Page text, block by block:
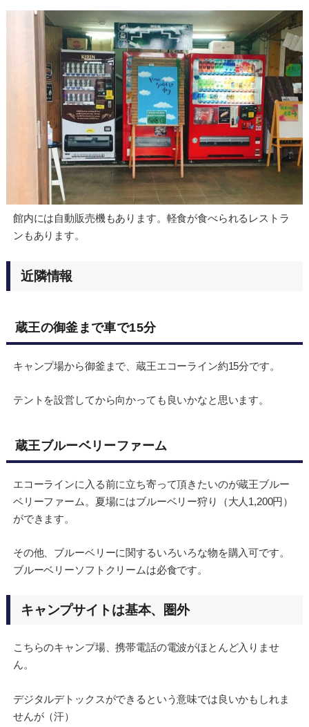
館内には自動販売機もあります。軽食が食べられるレストラ
ンもあります。
近隣情報
蔵王の御釜まで車で15分
キャンプ場から御釜まで、蔵王エコーライン約15分です。
テントを設営してから向かっても良いかなと思います。
蔵王ブルーベリーファーム
エコーラインに入る前に立ち寄って頂きたいのが蔵王ブルー
ベリーファーム。夏場にはブルーベリー狩り（大人1,200円）
ができます。
その他、ブルーベリーに関するいろいろな物を購入可です。
ブルーベリーソフトクリームは必食です。
キャンプサイトは基本、圏外
こちらのキャンプ場、携帯電話の電波がほとんど入りませ
ん。
デジタルデトックスができるという意味では良いかもしれま
せんが（汗）